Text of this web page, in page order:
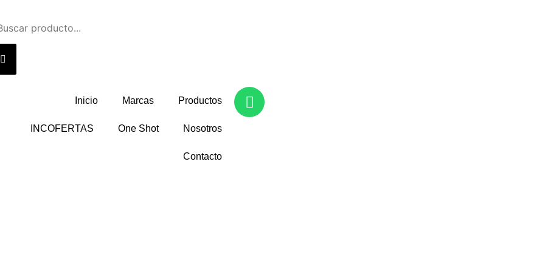
Inicio Marcas Productos
INCOFERTAS One Shot Nosotros
Contacto
W
h